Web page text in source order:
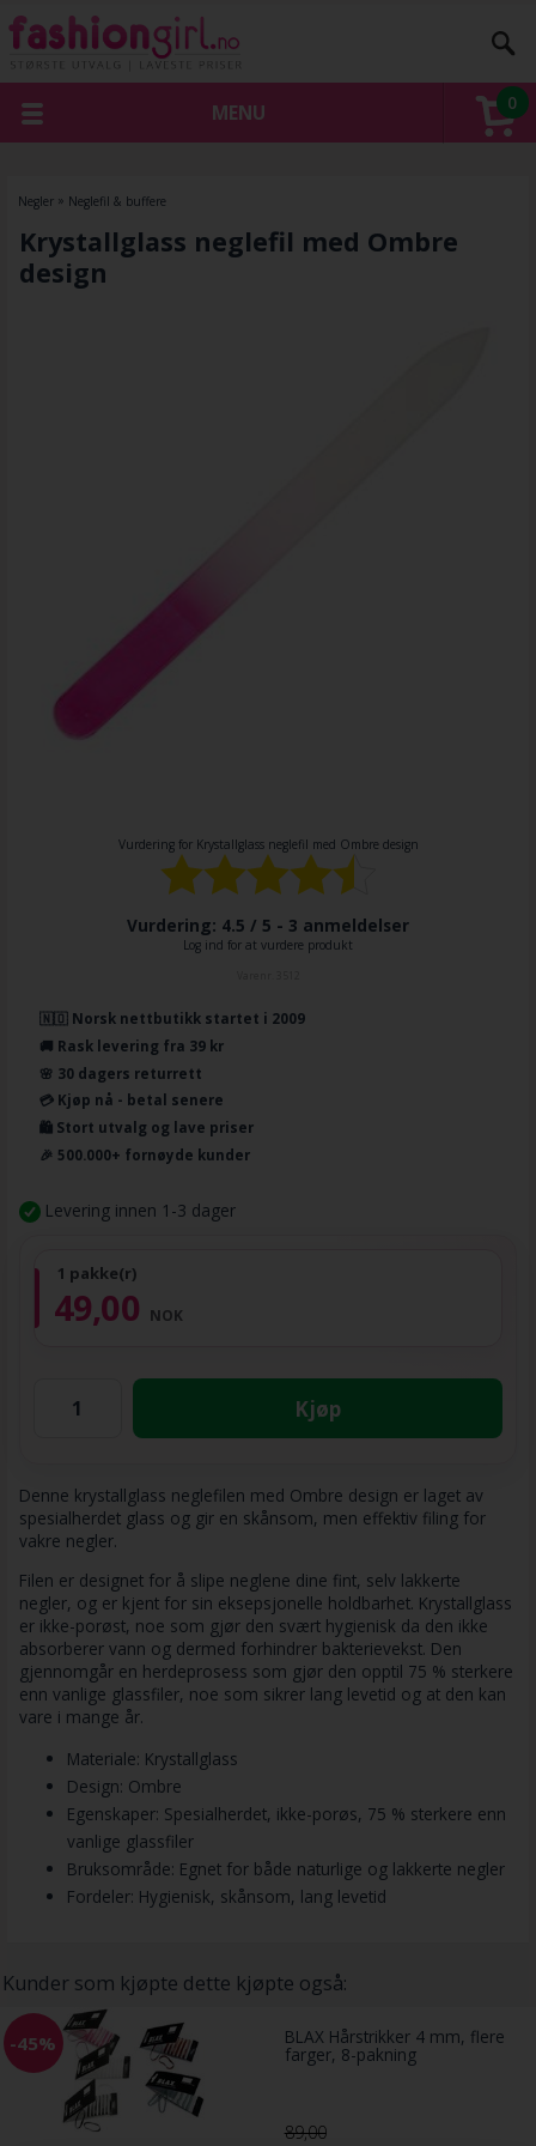
0
MENU
Negler» Neglefil & buffere
Krystallglass neglefil med Ombre
design
Vurdering for Krystallglass neglefil med Ombre design
Vurdering: 4.5 / 5 - 3 anmeldelser
Log ind for at vurdere produkt
🇳🇴 Norsk nettbutikk startet i 2009
🚚 Rask levering fra 39 kr
🌸 30 dagers returrett
💳 Kjøp nå - betal senere
🛍️ Stort utvalg og lave priser
🎉 500.000+ fornøyde kunder
Levering innen 1-3 dager
1 pakke(r)
49,00 NOK
Kjøp
Denne krystallglass neglefilen med Ombre design er laget av
spesialherdet glass og gir en skånsom, men effektiv filing for
vakre negler.
Filen er designet for å slipe neglene dine fint, selv lakkerte
negler, og er kjent for sin eksepsjonelle holdbarhet. Krystallglass
er ikke-porøst, noe som gjør den svært hygienisk da den ikke
absorberer vann og dermed forhindrer bakterievekst. Den
gjennomgår en herdeprosess som gjør den opptil 75 % sterkere
enn vanlige glassfiler, noe som sikrer lang levetid og at den kan
vare i mange år.
Materiale: Krystallglass
Design: Ombre
Egenskaper: Spesialherdet, ikke-porøs, 75 % sterkere enn
vanlige glassfiler
Bruksområde: Egnet for både naturlige og lakkerte negler
Fordeler: Hygienisk, skånsom, lang levetid
Kunder som kjøpte dette kjøpte også:
-45% BLAX Hårstrikker 4 mm, flere
farger, 8-pakning
89,00